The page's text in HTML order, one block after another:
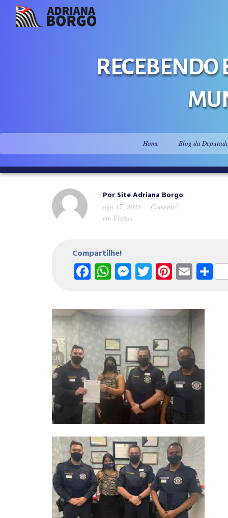
Home Blog da
Por Site Adriana Borgo
ago 17, 2021
Comente!
em Visitas
Compartilhe!
Facebook
WhatsApp
Messenger
Twitter